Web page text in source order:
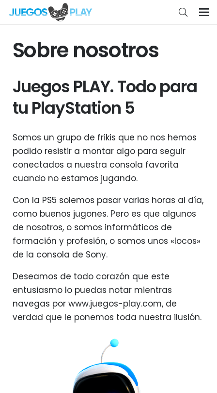
Sobre nosotros
Juegos PLAY. Todo para
tu PlayStation 5
Somos un grupo de frikis que no nos hemos
podido resistir a montar algo para seguir
conectados a nuestra consola favorita
cuando no estamos jugando.
Con la PS5 solemos pasar varias horas al día,
como buenos jugones. Pero es que algunos
de nosotros, o somos informáticos de
formación y profesión, o somos unos «locos»
de la consola de Sony.
Deseamos de todo corazón que este
entusiasmo lo puedas notar mientras
navegas por www.juegos-play.com, de
verdad que le ponemos toda nuestra ilusión.